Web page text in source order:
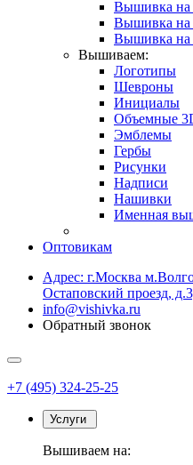
Вышивка на
Вышивка на
Вышивка на
Вышиваем:
Логотипы
Шевроны
Инициалы
Объемные
Эмблемы
Гербы
Рисунки
Надписи
Нашивки
Именная
Оптовикам
Адрес: г.Москва
Остаповский проезд,
info@vishivka.ru
Обратный звонок
+7 (495) 324-25-25
Услуги
Вышиваем на: